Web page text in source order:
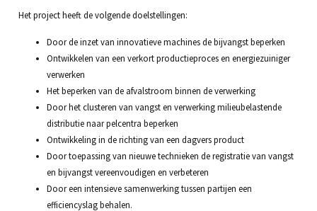
Het project heeft de volgende doelstellingen:
Door de inzet van innovatieve machines de bijvangst beperken
Ontwikkelen van een verkort productieproces en energiezuiniger
verwerken
Het beperken van de afvalstroom binnen de verwerking
Door het clusteren van vangst en verwerking milieubelastende
distributie naar pelcentra beperken
Ontwikkeling in de richting van een dagvers product
Door toepassing van nieuwe technieken de registratie van vangst
en bijvangst vereenvoudigen en verbeteren
Door een intensieve samenwerking tussen partijen een
efficiencyslag behalen.